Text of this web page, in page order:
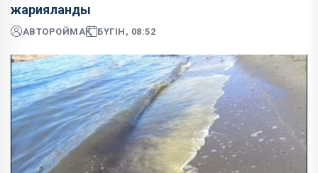
жарияланды
АВТОРОЙМАҚ БҮГІН, 08:52